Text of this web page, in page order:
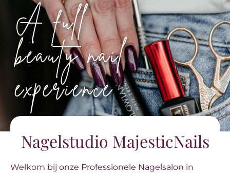
A full
beauty nail
experience
Nagelstudio MajesticNails
Welkom bij onze Professionele Nagelsalon in